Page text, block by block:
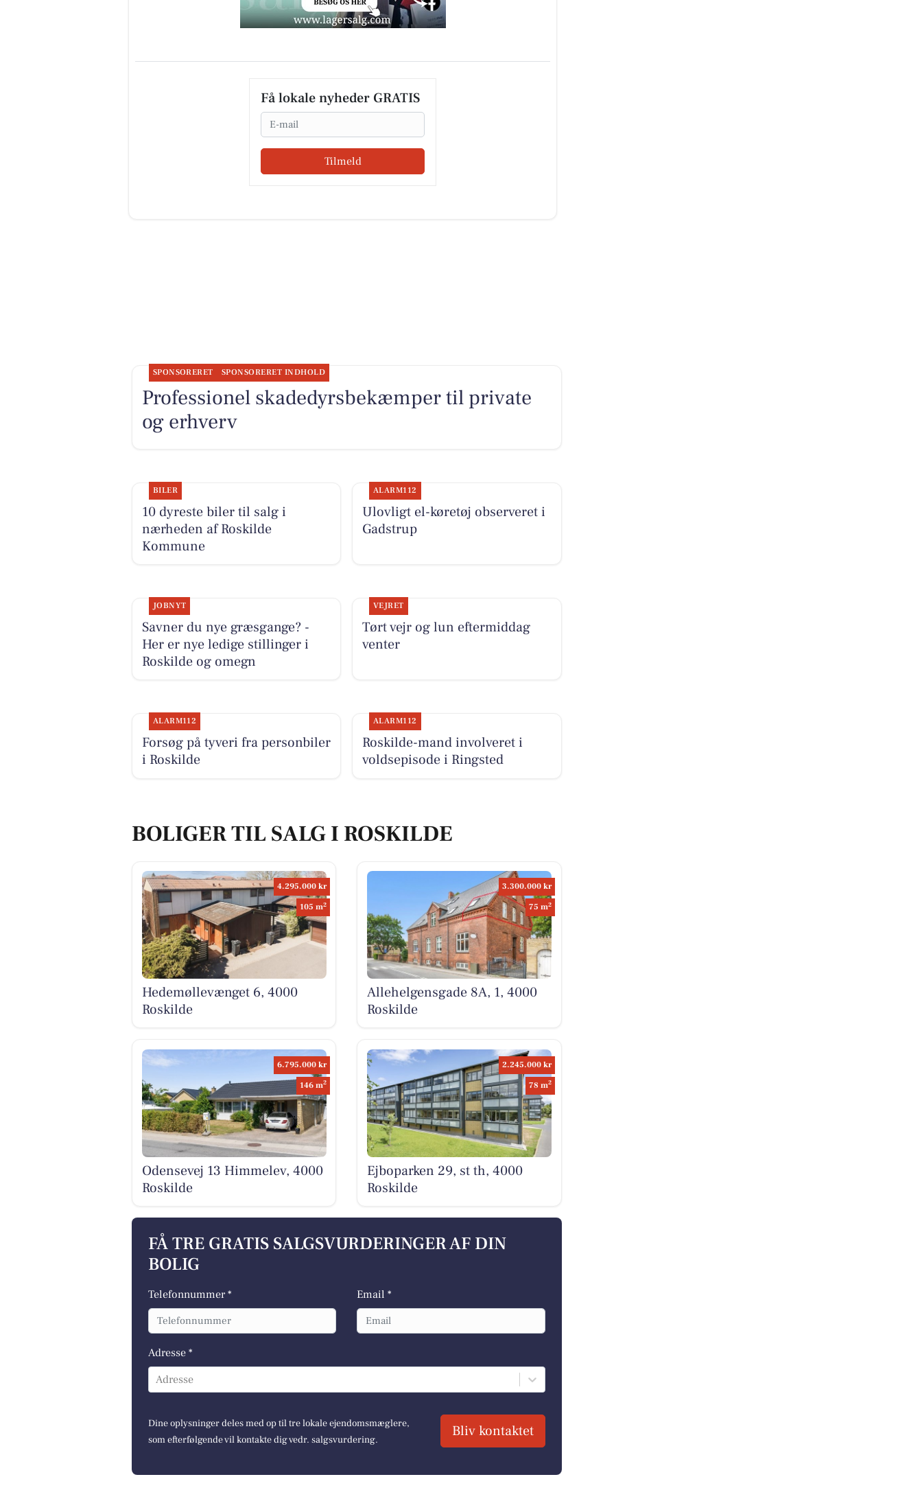
Få lokale nyheder GRATIS
Email
Tilmeld
SPONSORERET SPONSORERET INDHOLD
Professionel skadedyrsbekæmper til private
og erhverv
BILER
10 dyreste biler til salg i
nærheden af Roskilde
Kommune
ALARM112
Ulovligt el-køretøj observeret i
Gadstrup
JOBNYT
Savner du nye græsgange? -
Her er nye ledige stillinger i
Roskilde og omegn
VEJRET
Tørt vejr og lun eftermiddag
venter
ALARM112
Forsøg på tyveri fra personbiler
i Roskilde
ALARM112
Roskilde-mand involveret i
voldsepisode i Ringsted
BOLIGER TIL SALG I ROSKILDE
4.295.000 kr
105 m2
Hedemøllevænget 6, 4000
Roskilde
3.300.000 kr
75 m2
Allehelgensgade 8A, 1, 4000
Roskilde
6.795.000 kr
146 m2
Odensevej 13 Himmelev, 4000
Roskilde
2.245.000 kr
78 m2
Ejboparken 29, st th, 4000
Roskilde
FÅ TRE GRATIS SALGSVURDERINGER AF DIN
BOLIG
Telefonnummer * Email *
Adresse *
Adresse
Dine oplysninger deles med op til tre lokale ejendomsmæglere,
som efterfølgende vil kontakte dig vedr. salgsvurdering.
Bliv kontaktet